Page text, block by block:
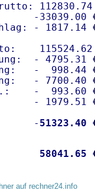
112830.74
-33039.00
- 1817.14
115524.62
- 4795.31
-  998.44
- 7700.40
-  993.60
- 1979.51
- 51323.40
58041.65
auf rechner24.info